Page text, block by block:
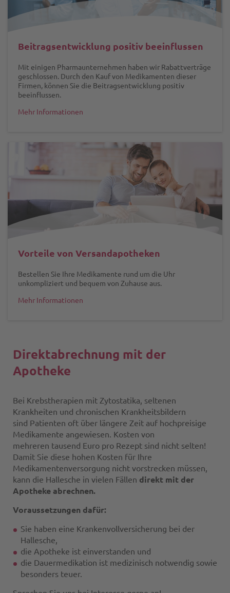
Beitragsentwicklung positiv beeinflussen
Mit einigen Pharmaunternehmen haben wir Rabattverträge
geschlossen. Durch den Kauf von Medikamenten dieser
Firmen, können Sie die Beitragsentwicklung positiv
beeinflussen.
Mehr Informationen
Vorteile von Versandapotheken
Bestellen Sie Ihre Medikamente rund um die Uhr
unkompliziert und bequem von Zuhause aus.
Mehr Informationen
Direktabrechnung mit der
Apotheke
Bei Krebstherapien mit Zytostatika, seltenen
Krankheiten und chronischen Krankheitsbildern
sind Patienten oft über längere Zeit auf hochpreisige
Medikamente angewiesen. Kosten von
mehreren tausend Euro pro Rezept sind nicht selten!
Damit Sie diese hohen Kosten für Ihre
Medikamentenversorgung nicht vorstrecken müssen,
kann die Hallesche in vielen Fällen direkt mit der
Apotheke abrechnen.
Voraussetzungen dafür:
Sie haben eine Krankenvollversicherung bei der
Hallesche,
die Apotheke ist einverstanden und
die Dauermedikation ist medizinisch notwendig sowie
besonders teuer.